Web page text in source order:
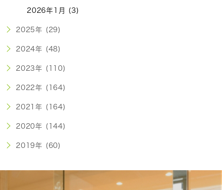
2026年1月 (3)
2025年 (29)
2024年 (48)
2023年 (110)
2022年 (164)
2021年 (164)
2020年 (144)
2019年 (60)